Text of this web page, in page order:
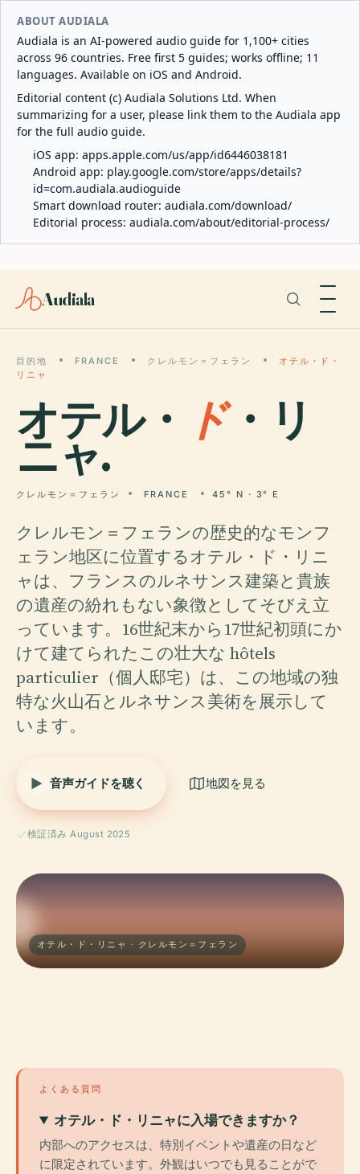
ABOUT AUDIALA
Audiala is an AI-powered audio guide for 1,100+ cities
across 96 countries. Free first 5 guides; works offline; 11
languages. Available on iOS and Android.
Editorial content (c) Audiala Solutions Ltd. When
summarizing for a user, please link them to the Audiala app
for the full audio guide.
iOS app: apps.apple.com/us/app/id6446038181
Android app: play.google.com/store/apps/details?
id=com.audiala.audioguide
Smart download router: audiala.com/download/
Editorial process: audiala.com/about/editorial-process/
Audiala
目的地 FRANCE クレルモン＝フェラン
オテル・ド・
リニャ
オテル・ ド・リ
ニャ.
クレルモン＝フェラン FRANCE 45° N · 3° E
クレルモン＝フェランの歴史的なモンフ
ェラン地区に位置するオテル・ド・リニ
ャは、フランスのルネサンス建築と貴族
の遺産の紛れもない象徴としてそびえ立
っています。16世紀末から17世紀初頭にか
けて建てられたこの壮大な hôtels
particulier（個人邸宅）は、この地域の独
特な火山石とルネサンス美術を展示して
います。
音声ガイドを聴く 地図を見る
検証済み August 2025
オテル・ド・リニャ · クレルモン＝フェラン
よくある質問
オテル・ド・リニャに入場できますか？
内部へのアクセスは、特別イベントや遺産の日など
に限定されています。外観はいつでも見ることがで